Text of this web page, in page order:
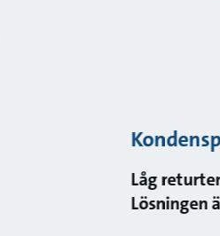
Låg
Lösningen